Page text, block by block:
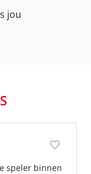
jou
speler binnen